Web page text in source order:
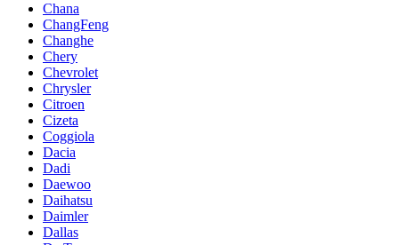
Chana
ChangFeng
Changhe
Chery
Chevrolet
Chrysler
Citroen
Cizeta
Coggiola
Dacia
Dadi
Daewoo
Daihatsu
Daimler
Dallas